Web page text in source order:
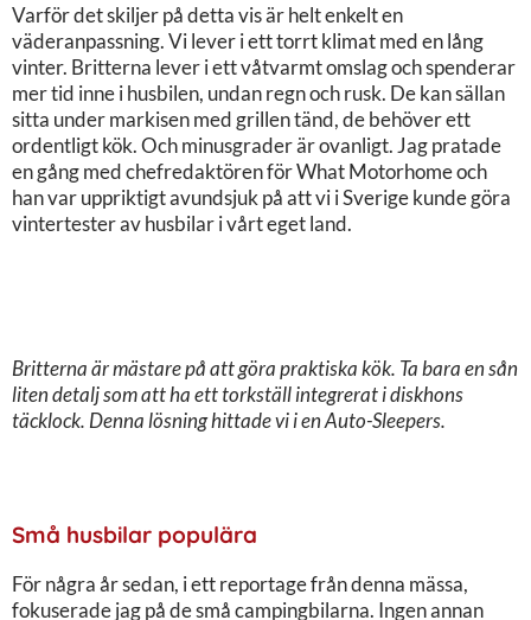
Varför det skiljer på detta vis är helt enkelt en
väderanpassning. Vi lever i ett torrt klimat med en lång
vinter. Britterna lever i ett våtvarmt omslag och spenderar
mer tid inne i husbilen, undan regn och rusk. De kan sällan
sitta under markisen med grillen tänd, de behöver ett
ordentligt kök. Och minusgrader är ovanligt. Jag pratade
en gång med chefredaktören för What Motorhome och
han var uppriktigt avundsjuk på att vi i Sverige kunde göra
vintertester av husbilar i vårt eget land.
Britterna är mästare på att göra praktiska kök. Ta bara en sån
liten detalj som att ha ett torkställ integrerat i diskhons
täcklock. Denna lösning hittade vi i en Auto-Sleepers.
Små husbilar populära
För några år sedan, i ett reportage från denna mässa,
fokuserade jag på de små campingbilarna. Ingen annan